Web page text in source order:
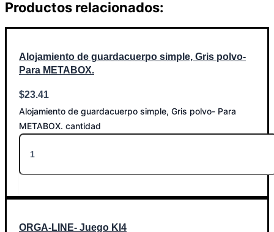
Productos relacionados:
Alojamiento de guardacuerpo simple, Gris polvo-
Para METABOX.
$23.41
Alojamiento de guardacuerpo simple, Gris polvo- Para
METABOX. cantidad
ORGA-LINE- Juego KI4